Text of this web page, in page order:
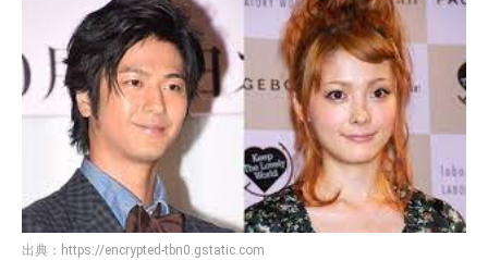
出典： https://encrypted-tbn0.gstatic.com